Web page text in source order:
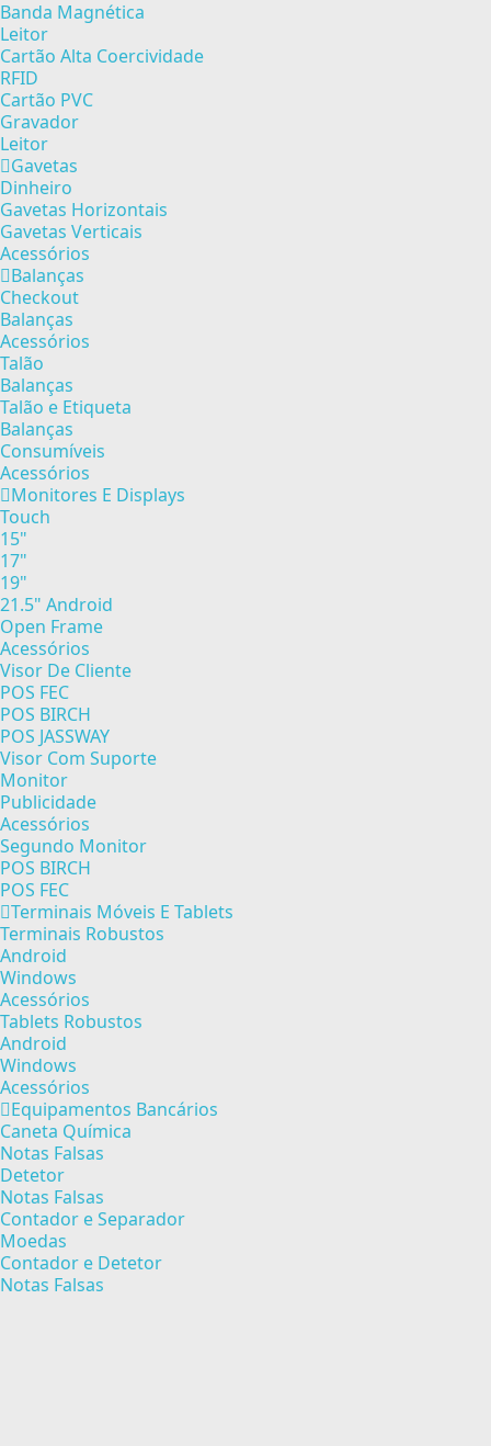
Banda Magnética
Leitor
Cartão Alta Coercividade
RFID
Cartão PVC
Gravador
Leitor
Gavetas
Dinheiro
Gavetas Horizontais
Gavetas Verticais
Acessórios
Balanças
Checkout
Balanças
Acessórios
Talão
Balanças
Talão e Etiqueta
Balanças
Consumíveis
Acessórios
Monitores E Displays
Touch
15"
17"
19"
21.5" Android
Open Frame
Acessórios
Visor De Cliente
POS FEC
POS BIRCH
POS JASSWAY
Visor Com Suporte
Monitor
Publicidade
Acessórios
Segundo Monitor
POS BIRCH
POS FEC
Terminais Móveis E Tablets
Terminais Robustos
Android
Windows
Acessórios
Tablets Robustos
Android
Windows
Acessórios
Equipamentos Bancários
Caneta Química
Notas Falsas
Detetor
Notas Falsas
Contador e Separador
Moedas
Contador e Detetor
Notas Falsas